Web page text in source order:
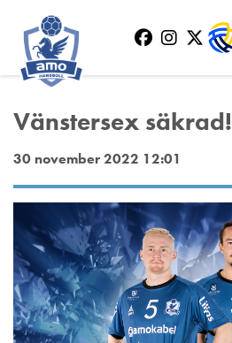
Vänstersex säkrad!
30 november 2022 12:01